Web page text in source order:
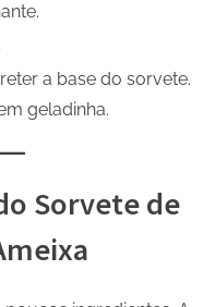
a base do sorvete.
geladinha.
Sorvete de